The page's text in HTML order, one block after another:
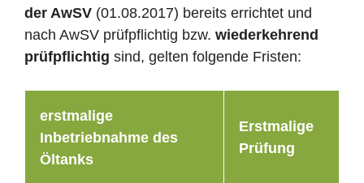
der AwSV (01.08.2017) bereits errichtet und
nach AwSV prüfpflichtig bzw. wiederkehrend
prüfpflichtig sind, gelten folgende Fristen:
erstmalige
Inbetriebnahme des
Öltanks
Erstmalige
Prüfung